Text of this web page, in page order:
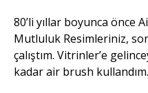
80’li yıllar boyunca önce
Mutluluk Resimleriniz,
çalıştım. Vitrinler’e
kadar air brush kullandım.